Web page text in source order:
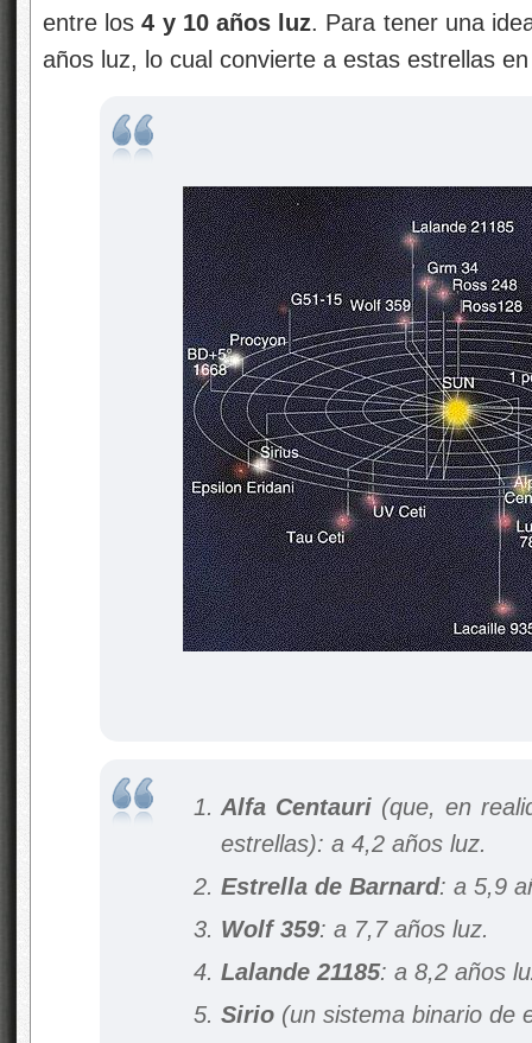
entre los4 y 10 años luz. Para tener una
años luz, lo cual convierte a estas estrellas
Alfa Centauri(que, en
estrellas): a 4,2 años luz.
Estrella de Barnard: a 5,9
Wolf 359: a 7,7 años luz.
Lalande 21185: a 8,2 años
Sirio(un sistema binario de